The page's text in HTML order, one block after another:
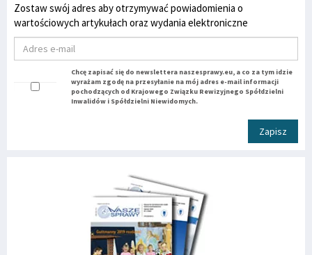
Zostaw swój adres aby otrzymywać powiadomienia o
wartościowych artykułach oraz wydania elektroniczne
Chcę zapisać się do newslettera naszesprawy.eu, a co za tym idzie
wyrażam zgodę na przesyłanie na mój adres e-mail informacji
pochodzących od Krajowego Związku Rewizyjnego Spółdzielni
Inwalidów i Spółdzielni Niewidomych.
Zapisz